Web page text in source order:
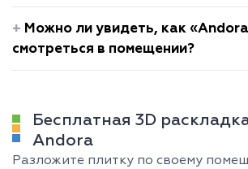
Можно ли увидеть, как
смотреться в помещении?
Бесплатная 3D
Andora
Разложите плитку по своему